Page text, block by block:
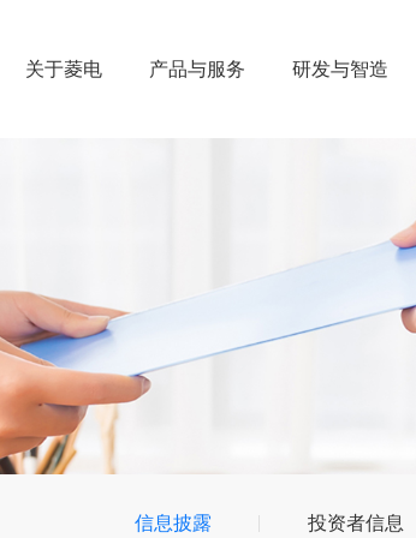
关于菱电 产品与服务 研发与智造
信息披露 投资者信息